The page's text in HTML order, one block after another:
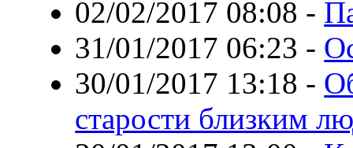
02/02/2017 08:08 -
31/01/2017 06:23 -
30/01/2017 13:18 -
старости близким